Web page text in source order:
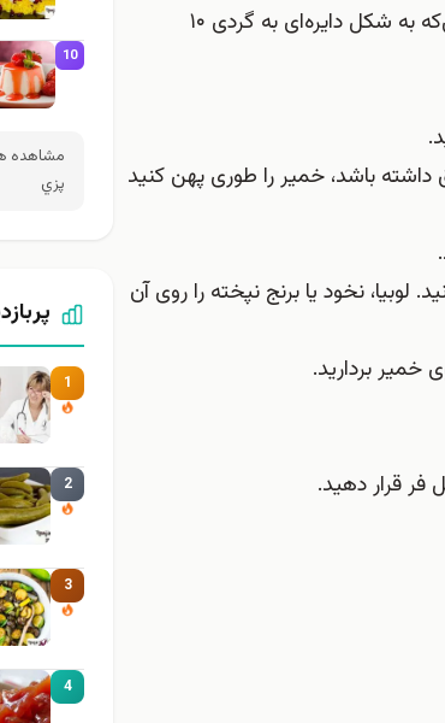
5-خمیر را بین دو ورقه کاغذ مخصوص شیرینی‌پزی ( کاغذ روغنی) که آردی شده پهن کنید طوری‌که به شکل دایره‌ای به گردی ۱۰
اندازه ته آن ۲۶ سانتی‌متر باشد و ۲.۵ سانتی‌متر عمق داشته باشد، خمیر را طوری پهن کنید
نخود یا برنج نپخته را روی آن
10
مشاهده
پزي
1
2
3
4